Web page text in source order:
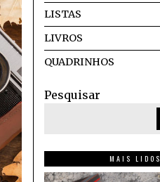
LISTAS
LIVROS
QUADRINHOS
Pesquisar
MAIS LIDOS